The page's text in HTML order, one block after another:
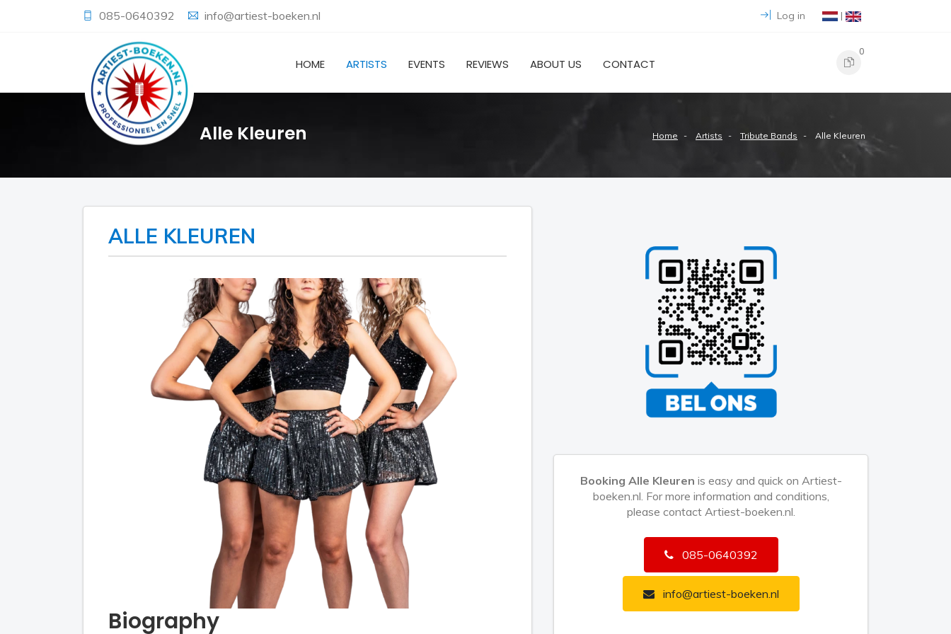
085-0640392 info@artiest-boeken.nl Log in |
HOME ARTISTS EVENTS REVIEWS ABOUT US CONTACT
0
Alle Kleuren Home Artists Tribute Bands Alle Kleuren
ALLE KLEUREN
Biography
Booking Alle Kleuren is easy and quick on Artiest-
boeken.nl. For more information and conditions,
please contact Artiest-boeken.nl.
085-0640392
info@artiest-boeken.nl